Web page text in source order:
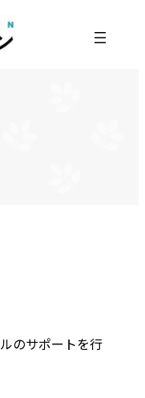
のサポートを行